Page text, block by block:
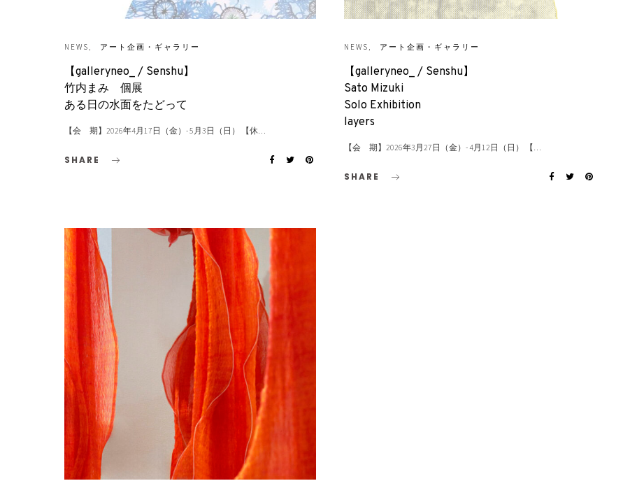
NEWS アート企画・ギャラリー
【galleryneo_ / Senshu】
竹内まみ 個展
ある日の水面をたどって
【会 期】2026年4月17日（金）- 5月3日（日） 【休…
SHARE
NEWS アート企画・ギャラリー
【galleryneo_ / Senshu】
Sato Mizuki
Solo Exhibition
layers
【会 期】2026年3月27日（金）- 4月12日（日） 【…
SHARE